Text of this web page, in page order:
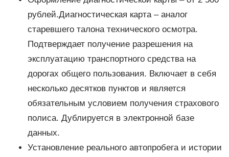
рублей.Диагностическая карта – аналог
старевшего талона технического осмотра.
Подтверждает получение разрешения на
эксплуатацию транспортного средства на
дорогах общего пользования. Включает в себя
несколько десятков пунктов и является
обязательным условием получения страхового
полиса. Дублируется в электронной базе
данных.
Установление реального автопробега и истории